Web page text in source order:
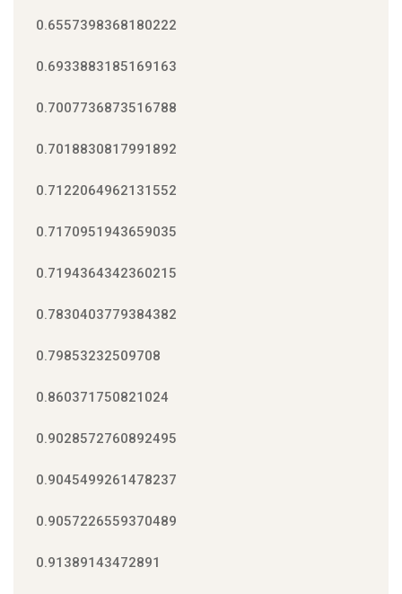
0.6557398368180222
0.6933883185169163
0.7007736873516788
0.7018830817991892
0.7122064962131552
0.7170951943659035
0.7194364342360215
0.7830403779384382
0.79853232509708
0.860371750821024
0.9028572760892495
0.9045499261478237
0.9057226559370489
0.91389143472891